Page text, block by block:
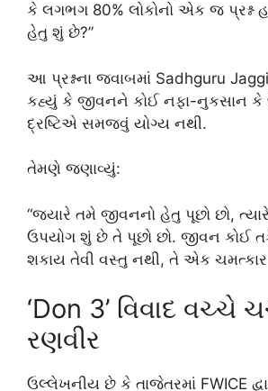
કે લગભગ 80% લોકોનો એક જ પ્રશ્ન
હેતુ શું છે?”
આ પ્રશ્નના જવાબમાં Sadhguru
કહ્યું કે જીવનને કોઈ નફા-નુકસાન કે
દ્રષ્ટિએ સમજવું યોગ્ય નથી.
તેમણે જણાવ્યું:
“જ્યારે તમે જીવનનો હેતુ પૂછો છો,
ઉપયોગ શું છે તે પૂછો છો. જીવન કોઈ
શકાય તેવી વસ્તુ નથી, તે એક ચમત્કાર
‘Don 3’ વિવાદ વચ્ચે
રણવીર
ઉલ્લેખનીય છે કે તાજેતરમાં FWICE